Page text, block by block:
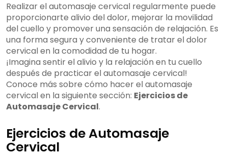
Realizar el automasaje cervical regularmente puede
proporcionarte alivio del dolor, mejorar la movilidad
del cuello y promover una sensación de relajación. Es
una forma segura y conveniente de tratar el dolor
cervical en la comodidad de tu hogar.
¡Imagina sentir el alivio y la relajación en tu cuello
después de practicar el automasaje cervical!
Conoce más sobre cómo hacer el automasaje
cervical en la siguiente sección: Ejercicios de
Automasaje Cervical.
Ejercicios de Automasaje
Cervical